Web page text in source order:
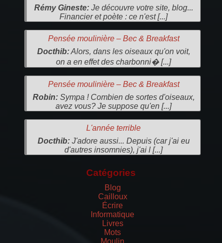
Rémy Gineste:Je découvre votre site, blog...
Financier et poète : ce n'est [...]
Pensée moulinière – Bec & Breakfast
Docthib:Alors, dans les oiseaux qu'on voit,
on a en effet des charbonni� [...]
Pensée moulinière – Bec & Breakfast
Robin:Sympa ! Combien de sortes d'oiseaux,
avez vous? Je suppose qu'en [...]
L'année terrible
Docthib:J'adore aussi... Depuis (car j'ai eu
d'autres insomnies), j'ai l [...]
Catégories
Blog
Cailloux
Écrire
Informatique
Livres
Mots
Moulin